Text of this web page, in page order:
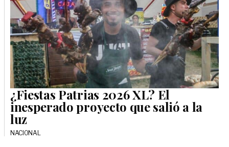
¿Fiestas Patrias 2026 XL? El
inesperado proyecto que salió a la
luz
NACIONAL